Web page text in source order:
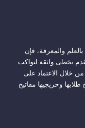
والمعرفة، فإن
بخطى واثقة لتواكب
خلال الاعتماد على
طلابها وخريجيها مفاتيح